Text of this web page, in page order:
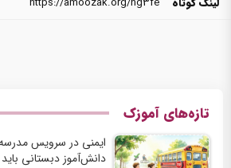
تازه‌های آموزک
ایمنی در سرویس
دانش‌آموز دبستانی باید